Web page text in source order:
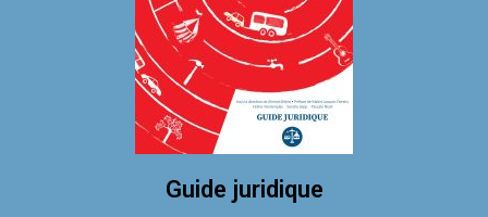
Guide juridique